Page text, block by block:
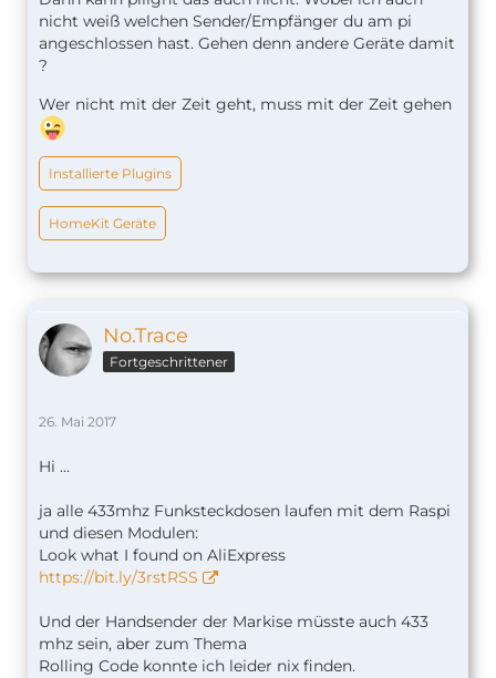
nicht weiß welchen Sender/Empfänger du am pi
angeschlossen hast. Gehen denn andere Geräte damit
?
Wer nicht mit der Zeit geht, muss mit der Zeit gehen
Installierte Plugins
HomeKit Geräte
No.Trace
Fortgeschrittener
26. Mai 2017
Hi ...
ja alle 433mhz Funksteckdosen laufen mit dem Raspi
und diesen Modulen:
Look what I found on AliExpress
https://bit.ly/3rstRSS
Und der Handsender der Markise müsste auch 433
mhz sein, aber zum Thema
Rolling Code konnte ich leider nix finden.